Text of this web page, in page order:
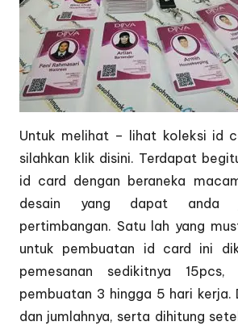
Untuk melihat – lihat koleksi id
silahkan klik disini. Terdapat
id card dengan beraneka
desain yang dapat anda
pertimbangan. Satu lah yang
untuk pembuatan id card ini
pemesanan sedikitnya 15pcs,
pembuatan 3 hingga 5 hari kerja.
dan jumlahnya, serta dihitung